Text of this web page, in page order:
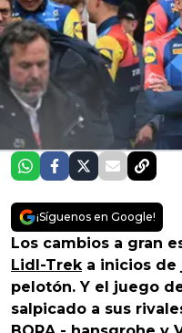
¡Síguenos en Google!
Los cambios a gran
Lidl-Trek a inicios de
pelotón. Y el juego
salpicado a sus